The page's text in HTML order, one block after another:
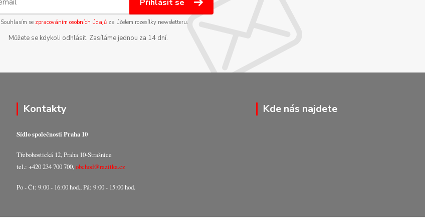
Přihlásit se
Souhlasím se zpracováním osobních údajůza účelem rozesílky newsletteru.
Můžete se kdykoli odhlásit. Zasíláme jednou za 14 dní.
Kontakty
Sídlo společnosti Praha 10
Třebohostická 12, Praha 10-Strašnice
tel.: +420 234 700 700,obchod@razitka.cz
Po - Čt: 9:00 - 16:00 hod., Pá: 9:00 - 15:00 hod.
Kde nás najdete